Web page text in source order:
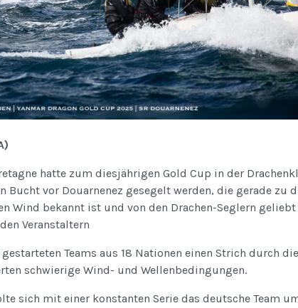
hatte zum diesjährigen Gold Cup in der
Bucht vor Douarnenez gesegelt werden, die gerade zu
Wind bekannt ist und von den Drachen-Seglern
Veranstaltern
Teams aus 18 Nationen einen Strich durch
schwierige Wind- und Wellenbedingungen.
sich mit einer konstanten Serie das deutsche Team